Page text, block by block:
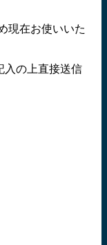
現在お使いいた
入の上直接送信